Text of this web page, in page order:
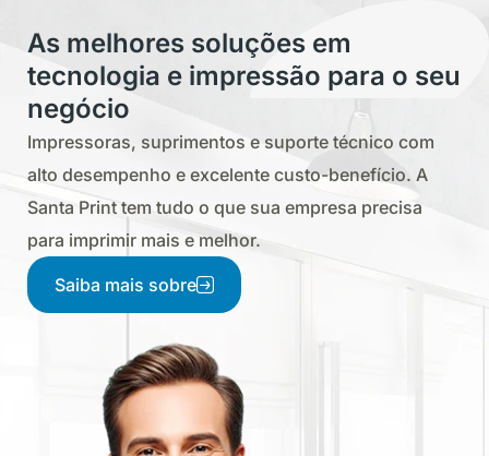
As melhores soluções em
tecnologia e impressão para o seu
negócio
Impressoras, suprimentos e suporte técnico com
alto desempenho e excelente custo-benefício. A
Santa Print tem tudo o que sua empresa precisa
para imprimir mais e melhor.
Saiba mais sobre